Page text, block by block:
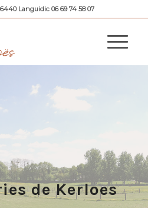
Languidic 06 69 74 58 07
de Kerloes